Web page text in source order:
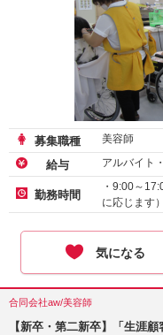
募集職種 美容師
給与 アルバイト
勤務時間
・9:00～
に応じます）
気になる
合同会社aw/美容師
【新卒・第二新卒】「生涯